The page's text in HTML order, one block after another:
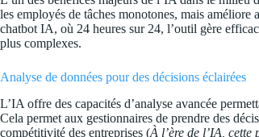
les employés de tâches monotones, mais
chatbot IA, où 24 heures sur 24, l’outil gère
plus complexes.
Analyse de données pour des décisions éclairées
L’IA offre des capacités d’analyse avancée
Cela permet aux gestionnaires de prendre des
compétitivité des entreprises (À l’ère de l’IA,